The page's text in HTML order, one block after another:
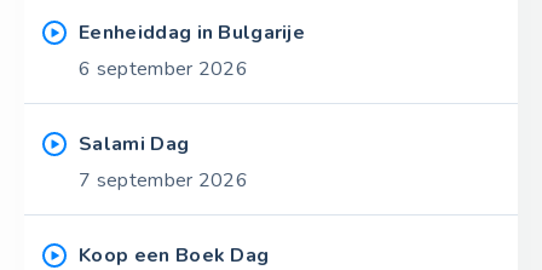
Eenheiddag in Bulgarije
6 september 2026
Salami Dag
7 september 2026
Koop een Boek Dag